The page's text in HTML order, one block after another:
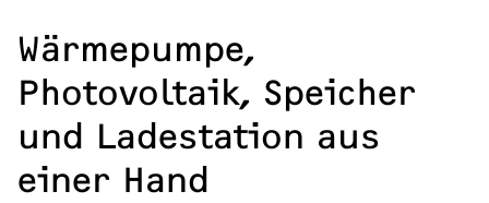
Wärmepumpe,
Photovoltaik, Speicher
und Ladestation aus
einer Hand